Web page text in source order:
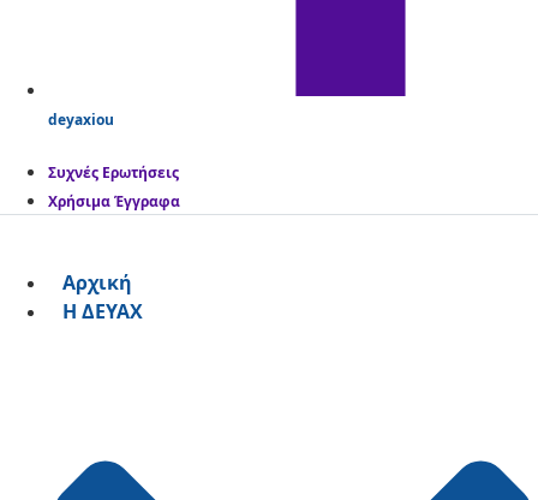
deyaxiou
Συχνές Ερωτήσεις
Χρήσιμα Έγγραφα
Αρχική
Η ΔΕΥΑΧ